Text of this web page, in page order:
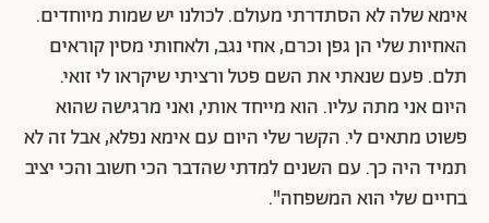
אימא שלה לא הסתדרתי מעולם. לכולנו יש שמות מיוחדים.
האחיות שלי הן גפן וכרם, אחי נגב, ולאחותי מסין קוראים
תלם. פעם שנאתי את השם פטל ורציתי שיקראו לי זואי.
היום אני מתה עליו. הוא מייחד אותי, ואני מרגישה שהוא
פשוט מתאים לי. הקשר שלי היום עם אימא נפלא, אבל זה לא
תמיד היה כך. עם השנים למדתי שהדבר הכי חשוב והכי יציב
בחיים שלי הוא המשפחה".